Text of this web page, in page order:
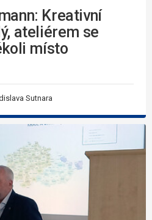
Kreativní
ateliérem se
místo
Sutnara